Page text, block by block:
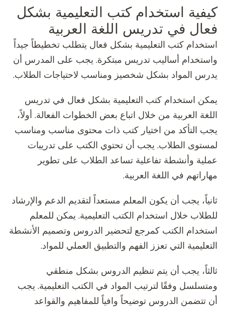
كيفية استخدام كتب التعليمية بشكل
فعال في تدريس اللغة العربية
استخدام كتب التعليمية بشكل فعال يتطلب تخطيطاً جيداً
واستخدام أساليب تدريس مبتكرة. يجب على المدرس أن
يدرس المواد بشكل شخصيز ومناسب لاحتياجات الطلاب.
يمكن استخدام كتب التعليمية بشكل فعال في تدريس
اللغة العربية من خلال اتباع بعض الخطوات الفعالة. أولاً،
يجب التأكد من اختيار كتب ذات محتوى مناسب ومناسب
لمستوى الطلاب. يجب أن تحتوي الكتب على تدريبات
عملية وأنشطة تفاعلية تساعد الطلاب على تطوير
مهاراتهم في اللغة العربية.
ثانياً، يجب أن يكون المعلم مستعداً لتقديم الدعم والإرشاد
للطلاب خلال استخدام الكتب التعليمية. يمكن للمعلم
استخدام الكتب كمرجع لتحضير الدروس وتصميم الأنشطة
التعليمية التي تعزز الفهم والتطبيق العملي للمواد.
ثالثاً، يجب أن يتم تنظيم الدروس بشكل منطقي
ومتسلسل وفقًا لترتيب المواد في الكتب التعليمية. يجب
أن تتضمن الدروس توضيحاً وافياً للمفاهيم والقواعد